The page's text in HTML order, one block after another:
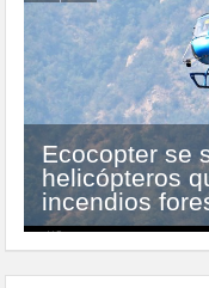
Ecocopter se
helicópteros
incendios
Airbus
primer H175